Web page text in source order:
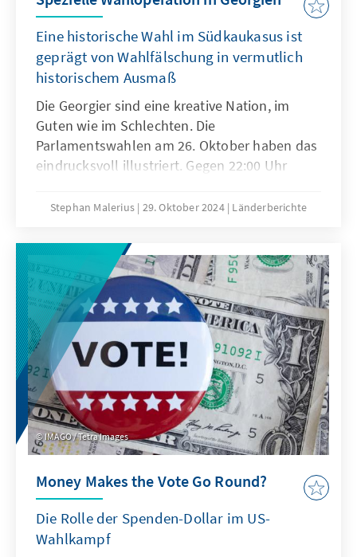
Eine historische Wahl im Südkaukasus ist
geprägt von Wahlfälschung in vermutlich
historischem Ausmaß
Die Georgier sind eine kreative Nation, im
Guten wie im Schlechten. Die
Parlamentswahlen am 26. Oktober haben das
eindrucksvoll illustriert. Gegen 22:00 Uhr
die Regierungspartei des Georgischen Traums
Oppositionsblöcke entfielen demnach
insgesamt 38 %. Exit Polls hatten zwei
Stunden zuvor ein gegenteiliges Bild
gezeichnet. Unabhängige Wahlbeobachter,
die zahlreiche Unregelmäßigkeiten während
des Wahltages dokumentierten und auch
kommunizierten, fordern, die Wahlen zu
annullieren. Die Präsidentin und die
Opposition erklären, das Wahlergebnis nicht
akzeptieren zu wollen. Die vorläufige
Stellungnahme der OSZE fällt sehr kritisch in
bescheinigt aber einen technisch
weitestgehend korrekten Ablauf der Wahlen.
Stephan Malerius 29. Oktober 2024 Länderberichte
IMAGO / Tetra Images
Money Makes the Vote Go Round?
Die Rolle der Spenden-Dollar im US-
Wahlkampf